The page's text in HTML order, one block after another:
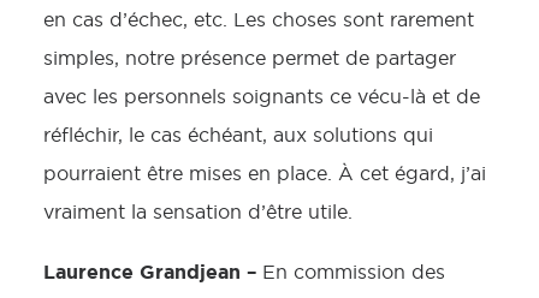
en cas d’échec, etc. Les choses sont rarement
simples, notre présence permet de partager
avec les personnels soignants ce vécu-là et de
réfléchir, le cas échéant, aux solutions qui
pourraient être mises en place. À cet égard, j’ai
vraiment la sensation d’être utile.
Laurence Grandjean – En commission des